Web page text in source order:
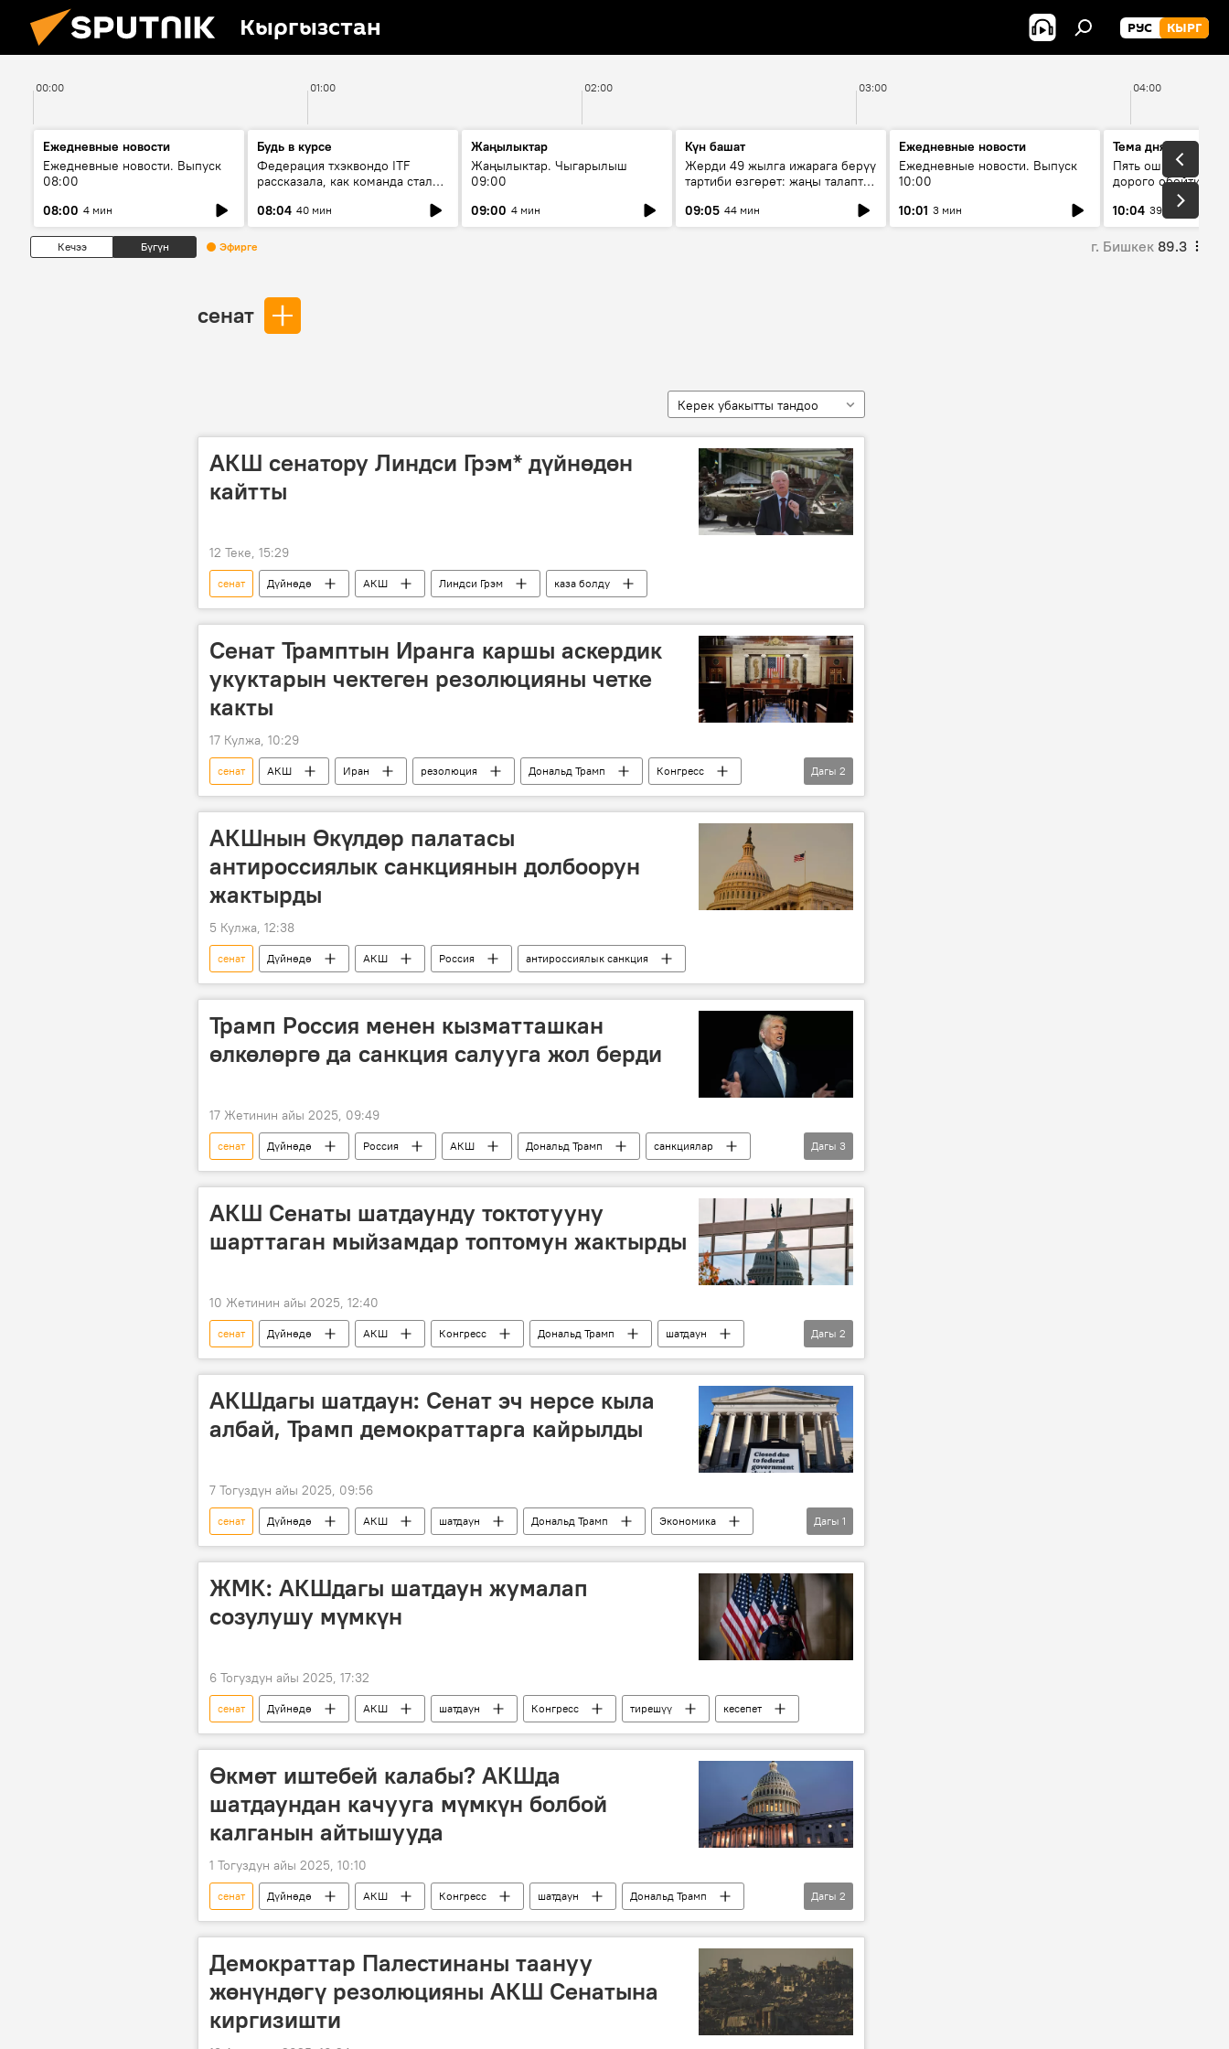
Кыргызстан РУС КЫРГ
00:00 01:00 02:00 03:00 04:00
Ежедневные новости
Ежедневные новости. Выпуск
08:00
08:00 4 мин
Будь в курсе
Федерация тхэквондо ITF
рассказала, как команда стала
08:04 40 мин
Жаңылыктар
Жаңылыктар. Чыгарылыш
09:00
09:00 4 мин
Күн башат
Жерди 49 жылга ижарага берүү
тартиби өзгөрөт: жаңы талаптар
09:05 44 мин
Ежедневные новости
Ежедневные новости. Выпуск
10:00
10:01 3 мин
Тема дня
Пять ошибок
дорого обойтись
10:04 39 мин
Кечээ Бүгүн Эфирге г. Бишкек 89.3
сенат
Керек убакытты тандоо
АКШ сенатору Линдси Грэм* дүйнөдөн
кайтты
12 Теке, 15:29
сенат Дүйнөдө АКШ Линдси Грэм каза болду
Сенат Трамптын Иранга каршы аскердик
укуктарын чектеген резолюцияны четке
какты
17 Кулжа, 10:29
сенат АКШ Иран резолюция Дональд Трамп
Конгресс
Аскер
укук
Дагы 2
АКШнын Өкүлдөр палатасы
антироссиялык санкциянын долбоорун
жактырды
5 Кулжа, 12:38
сенат Дүйнөдө АКШ Россия антироссиялык санкция
Трамп Россия менен кызматташкан
өлкөлөргө да санкция салууга жол берди
17 Жетинин айы 2025, 09:49
сенат Дүйнөдө Россия АКШ Дональд Трамп
санкциялар
Конгресс
администрация мыйзам
Дагы 3
АКШ Сенаты шатдаунду токтотууну
шарттаган мыйзамдар топтомун жактырды
10 Жетинин айы 2025, 12:40
сенат Дүйнөдө АКШ Конгресс Дональд Трамп
шатдаун
каржылоо
добуш берүү
Дагы 2
АКШдагы шатдаун: Сенат эч нерсе кыла
албай, Трамп демократтарга кайрылды
7 Тогуздун айы 2025, 09:56
сенат Дүйнөдө АКШ шатдаун Дональд Трамп
Экономика
өкмөт
Дагы 1
ЖМК: АКШдагы шатдаун жумалап
созулушу мүмкүн
6 Тогуздун айы 2025, 17:32
сенат Дүйнөдө АКШ шатдаун Конгресс тирешүү кесепет
Өкмөт иштебей калабы? АКШда
шатдаундан качууга мүмкүн болбой
калганын айтышууда
1 Тогуздун айы 2025, 10:10
сенат Дүйнөдө АКШ Конгресс шатдаун
Дональд Трамп
Экономика
кооптуулук
Дагы 2
Демократтар Палестинаны таануу
жөнүндөгү резолюцияны АКШ Сенатына
киргизишти